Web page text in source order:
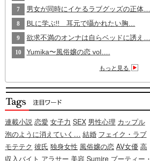
7 男女が同時にイケるラブグッズの正体…
8 BLに学ぶ!! 耳元で囁かれたい胸…
9 欲求不満のオンナは自らベッドに誘え…
10 Yumika〜風俗嬢の恋 vol….
もっと見る
連載小説 恋愛 女子力 SEX 男性心理 カップル
泡のように消えていく… 結婚 フェイク・ラブ
モテテク 彼氏 独身女性 風俗嬢の恋 AV女優 高
収入バイト アラサー 美容 Sumire ブーティー・